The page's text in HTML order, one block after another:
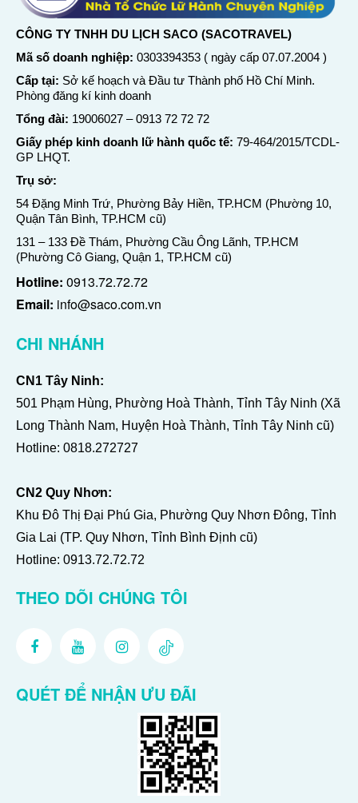
CÔNG TY TNHH DU LỊCH SACO (SACOTRAVEL)
Mã số doanh nghiệp: 0303394353 ( ngày cấp 07.07.2004 )
Cấp tại: Sở kế hoạch và Đầu tư Thành phố Hồ Chí Minh.
Phòng đăng kí kinh doanh
Tổng đài: 19006027 –0913 72 72 72
Giấy phép kinh doanh lữ hành quốc tế: 79-464/2015/TCDL-
GP LHQT.
Trụ sở:
54 Đặng Minh Trứ, Phường Bảy Hiền, TP.HCM (Phường 10,
Quận Tân Bình, TP.HCM cũ)
131 – 133 Đề Thám, Phường Cầu Ông Lãnh, TP.HCM
(Phường Cô Giang, Quận 1, TP.HCM cũ)
Hotline: 0913.72.72.72
Email: info@saco.com.vn
CHI NHÁNH
CN1 Tây Ninh:
501 Phạm Hùng, Phường Hoà Thành, Tỉnh Tây Ninh (Xã
Long Thành Nam, Huyện Hoà Thành, Tỉnh Tây Ninh cũ)
Hotline: 0818.272727
CN2 Quy Nhơn:
Khu Đô Thị Đại Phú Gia, Phường Quy Nhơn Đông, Tỉnh
Gia Lai (TP. Quy Nhơn, Tỉnh Bình Định cũ)
Hotline: 0913.72.72.72
THEO DÕI CHÚNG TÔI
QUÉT ĐỂ NHẬN ƯU ĐÃI